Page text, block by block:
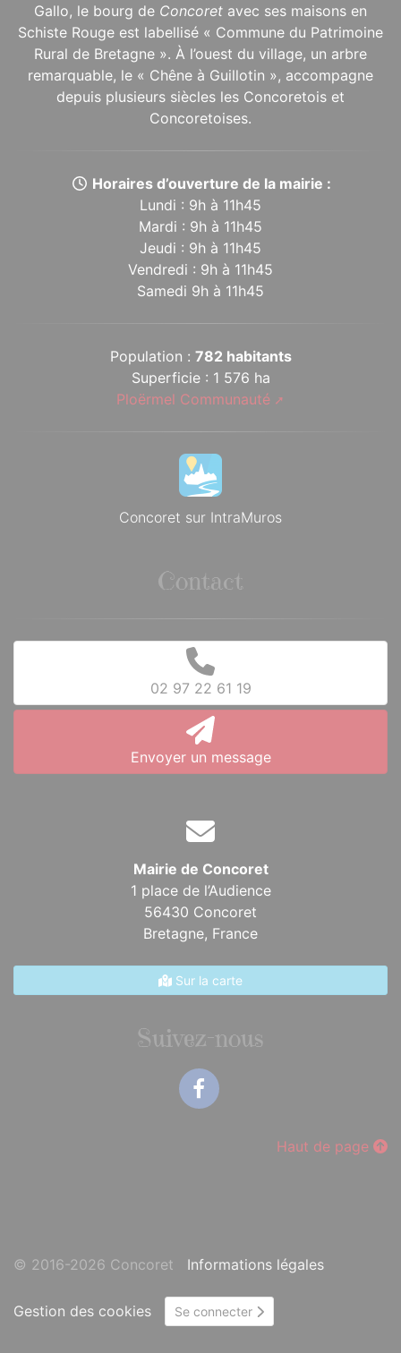
Gallo, le bourg de Concoret avec ses maisons en
Schiste Rouge est labellisé « Commune du Patrimoine
Rural de Bretagne ». À l’ouest du village, un arbre
remarquable, le « Chêne à Guillotin », accompagne
depuis plusieurs siècles les Concoretois et
Concoretoises.
Horaires d’ouverture de la mairie :
Lundi : 9h à 11h45
Mardi : 9h à 11h45
Jeudi : 9h à 11h45
Vendredi : 9h à 11h45
Samedi 9h à 11h45
Population : 782 habitants
Superficie : 1 576 ha
Ploërmel Communauté
Concoret sur IntraMuros
Contact
02 97 22 61 19
Envoyer un message
Mairie de Concoret
1 place de l’Audience
56430 Concoret
Bretagne, France
Sur la carte
Suivez-nous
Haut de page
© 2016-2026 Concoret Informations légales
Gestion des cookies Se connecter